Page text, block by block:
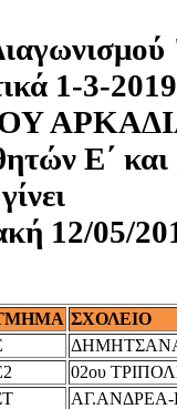
1-3-
Ε΄ και
γίνει
12/05/
ΣΧΟΛΕΙΟ
02ου